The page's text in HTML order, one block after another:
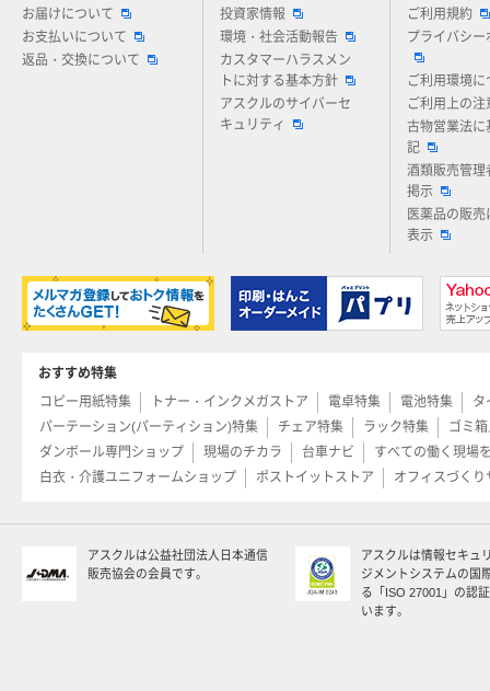
お届けについて
お支払いについて
返品・交換について
投資家情報
環境・社会活動報告
カスタマーハラスメン
トに対する基本方針
アスクルのサイバーセ
キュリティ
ご利用規約
プライバシー
ご利用環境に
ご利用上の注
古物営業法に
記
酒類販売管理
掲示
医薬品の販売
表示
おすすめ特集
コピー用紙特集
トナー・インクメガストア 電卓特集 電池特集
タ
パーテーション(パーティション)特集
チェア特集 ラック特集
ゴミ
ダンボール専門ショップ
現場のチカラ 台車ナビ
すべての働く現場
白衣・介護ユニフォームショップ
ポストイットストア オフィスづくり
アスクルは公益社団法人日本通信
販売協会の会員です。
アスクルは情報セキュ
ジメントシステムの国
る「ISO 27001」の認
います。